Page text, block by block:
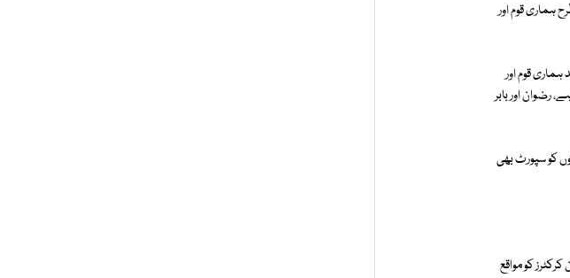
ہماری قوم اور
قوم اور
رضوان اور بابر
کو سپورٹ بھی
کو مواقع